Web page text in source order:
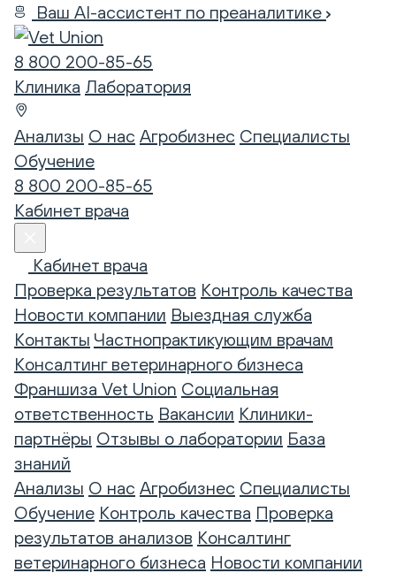
Ваш AI-ассистент по преаналитике
8 800 200-85-65
Клиника Лаборатория
Анализы О нас Агробизнес Специалисты
Обучение
8 800 200-85-65
Кабинет врача
Кабинет врача
Проверка результатов Контроль качества
Новости компании Выездная служба
Контакты Частнопрактикующим врачам
Консалтинг ветеринарного бизнеса
Франшиза Vet Union Социальная
ответственность Вакансии Клиники-
партнёры Отзывы о лаборатории База
знаний
Анализы О нас Агробизнес Специалисты
Обучение Контроль качества Проверка
результатов анализов Консалтинг
ветеринарного бизнеса Новости компании